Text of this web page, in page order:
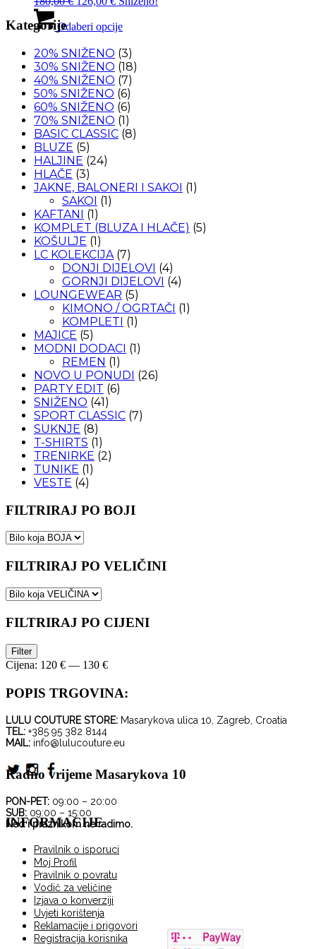
bila
180,00 €.
je:
Odaberi opcijeproizvod
više
varijanti.
Opcije
se
mogu
odabrati
na
stranici
Kategorije
20% SNIŽENO (3)
30% SNIŽENO (18)
40% SNIŽENO (7)
50% SNIŽENO (6)
60% SNIŽENO (6)
70% SNIŽENO (1)
BASIC CLASSIC (8)
BLUZE (5)
HALJINE (24)
HLAČE (3)
JAKNE, BALONERI I SAKOI (1)
SAKOI (1)
KAFTANI (1)
KOMPLET (BLUZA I HLAČE) (5)
KOŠULJE (1)
LC KOLEKCIJA (7)
DONJI DIJELOVI (4)
GORNJI DIJELOVI (4)
LOUNGEWEAR (5)
KIMONO / OGRTAČI (1)
KOMPLETI (1)
MAJICE (5)
MODNI DODACI (1)
REMEN (1)
NOVO U PONUDI (26)
PARTY EDIT (6)
SNIŽENO (41)
SPORT CLASSIC (7)
SUKNJE (8)
T-SHIRTS (1)
TRENIRKE (2)
TUNIKE (1)
VESTE (4)
FILTRIRAJ PO BOJI
FILTRIRAJ PO VELIČINI
FILTRIRAJ PO CIJENI
Minimalna
cijena
Maksimalna
cijena
Filter
Cijena: 120 € — 130 €
POPIS TRGOVINA:
LULU COUTURE STORE: Masarykova ulica 10, Zagreb, Croatia
TEL: +385 95 382 8144
MAIL: info@lulucouture.eu
Radno vrijeme Masarykova 10
PON-PET: 09:00 – 20:00
SUB: 09:00 – 15:00
Ned i praznikom ne radimo.
INFORMACIJE
Pravilnik o isporuci
Moj Profil
Pravilnik o povratu
Vodič za veličine
Izjava o konverziji
Uvjeti korištenja
Reklamacije i prigovori
Registracija korisnika